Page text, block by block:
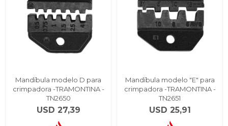
Mandíbula modelo D para
crimpadora -TRAMONTINA -
TN2650
USD 27,39
Mandíbula modelo "E" para
crimpadora -TRAMONTINA -
TN2651
USD 25,91